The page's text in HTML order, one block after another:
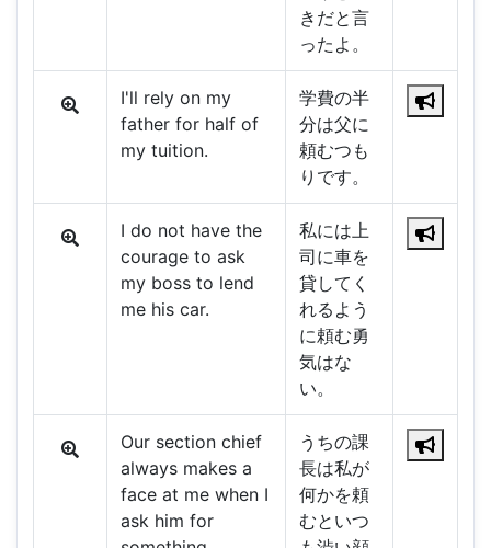
きだと言
ったよ。
I'll rely on my
father for half of
my tuition.
学費の半
分は父に
頼むつも
りです。
I do not have the
courage to ask
my boss to lend
me his car.
私には上
司に車を
貸してく
れるよう
に頼む勇
気はな
い。
Our section chief
always makes a
face at me when I
ask him for
うちの課
長は私が
何かを頼
むといつ